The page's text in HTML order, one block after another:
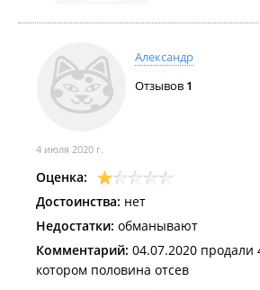
Александр
Отзывов 1
4 июля 2020 г.
Оценка:
Достоинства: нет
Недостатки: обманывают
Комментарий: 04.07.2020 продали
котором половина отсев